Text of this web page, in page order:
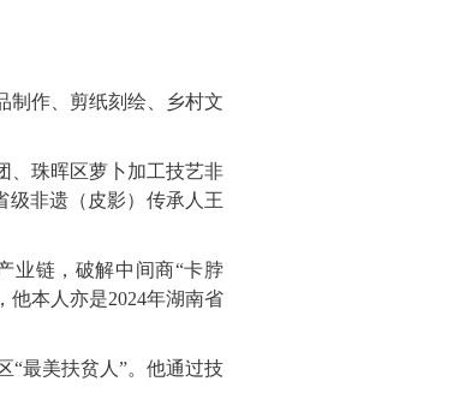
制作、剪纸刻绘、乡村文
、珠晖区萝卜加工技艺非
级非遗（皮影）传承人王
业链，破解中间商“卡脖
他本人亦是2024年湖南省
“最美扶贫人”。他通过技